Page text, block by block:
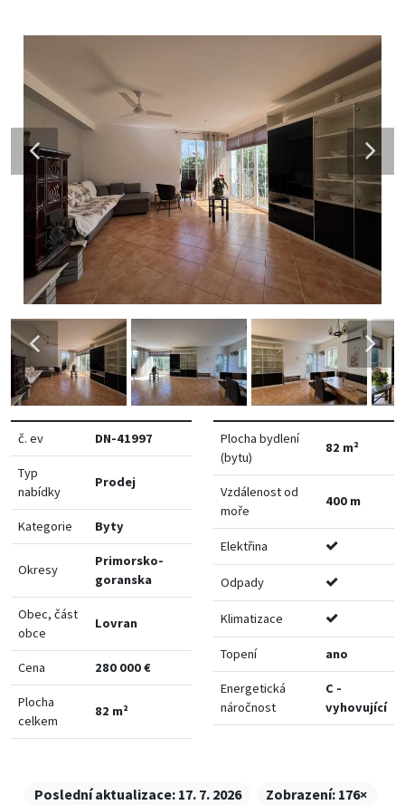
č. ev DN-41997
Typ
nabídky
Prodej
Kategorie Byty
Okresy
Primorsko-
goranska
Obec, část
obce
Lovran
Cena 280 000 €
Plocha
celkem
82 m²
Plocha bydlení
(bytu)
82 m²
Vzdálenost od
moře
400 m
Elektřina
Odpady
Klimatizace
Topení ano
Energetická
náročnost
C -
vyhovující
Poslední aktualizace: 17. 7. 2026 Zobrazení: 176×